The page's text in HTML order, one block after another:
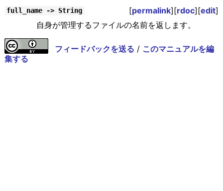
full_name -> String [permalink][rdoc][edit]
自身が管理するファイルの名前を返します。
フィードバックを送る / このマニュアルを編
集する